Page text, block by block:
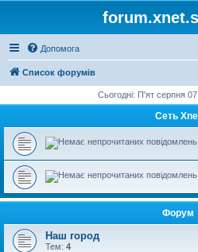
Допомога
Список форумів
Сьогодні: П'ят серпня
Сеть
Форум
Наш город
Тем: 4